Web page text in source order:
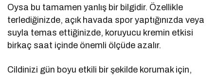
Oysa bu tamamen yanlış bir bilgidir. Özellikle
terlediğinizde, açık havada spor yaptığınızda veya
suyla temas ettiğinizde, koruyucu kremin etkisi
birkaç saat içinde önemli ölçüde azalır.
Cildinizi gün boyu etkili bir şekilde korumak için,